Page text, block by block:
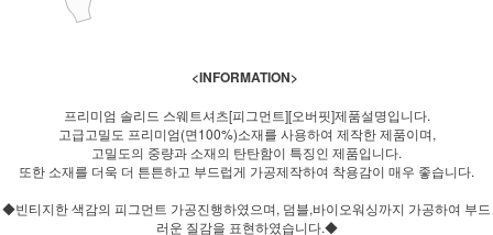
<INFORMATION>
프리미엄 솔리드 스웨트셔츠[피그먼트][오버핏]제품설명입니다.
고급고밀도 프리미엄(면100%)소재를 사용하여 제작한 제품이며,
고밀도의 중량과 소재의 탄탄함이 특징인 제품입니다.
또한 소재를 더욱 더 튼튼하고 부드럽게 가공제작하여 착용감이 매우 좋습니다.
◆빈티지한 색감의 피그먼트 가공진행하였으며, 덤블,바이오워싱까지 가공하여 부드
러운 질감을 표현하였습니다.◆